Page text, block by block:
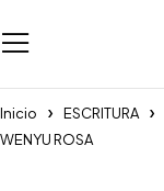
Inicio ESCRITURA
WENYU ROSA